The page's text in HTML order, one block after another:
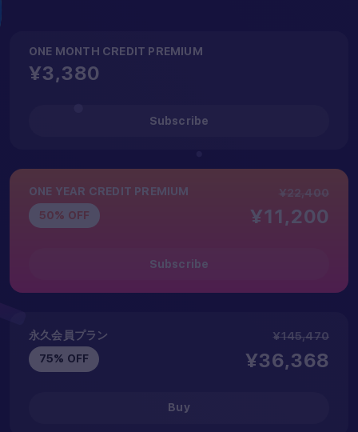
ONE MONTH CREDIT PREMIUM
¥3,380
Subscribe
ONE YEAR CREDIT PREMIUM
¥22,400
50% OFF
¥11,200
Subscribe
永久会員プラン
¥145,470
75% OFF
¥36,368
Buy